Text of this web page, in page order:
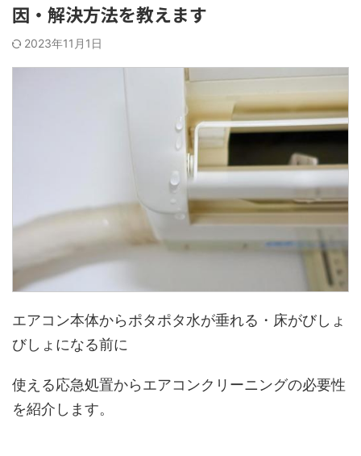
因・解決方法を教えます
2023年11月1日
エアコン本体からポタポタ水が垂れる・床がびしょ
びしょになる前に
使える応急処置からエアコンクリーニングの必要性
を紹介します。